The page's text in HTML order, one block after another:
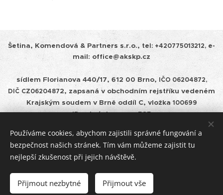
Šetina, Komendová & Partners s.r.o., tel: +420775013212, e-
mail: office@akskp.cz
sídlem Florianova 440/17, 612 00 Brno, IČO 06204872,
DIČ CZ06204872, zapsaná v obchodním rejstříku vedeném
Krajským soudem v Brně oddíl C, vložka 100699
ID schránky: cepm585
Zásady ochrany osobních údajů a pravidla cookies
Cookies
Používáme cookies, abychom zajistili správné fungování a
bezpečnost našich stránek. Tím vám můžeme zajistit tu
nejlepší zkušenost při jejich návštěvě.
Přijmout nezbytné Přijmout vše